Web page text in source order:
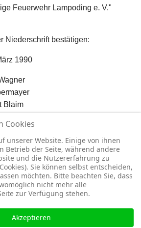
Feuerwehr Lampoding e. V."
Niederschrift bestätigen:
1990
Blaim
Eidenhammer
Cookies
unserer Website. Einige von ihnen
Betrieb der Seite, während andere
und die Nutzererfahrung zu
Sie können selbst entscheiden,
möchten. Bitte beachten Sie, dass
nicht mehr alle
zur Verfügung stehen.
Akzeptieren